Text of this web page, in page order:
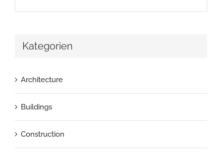
Kategorien
Architecture
Buildings
Construction